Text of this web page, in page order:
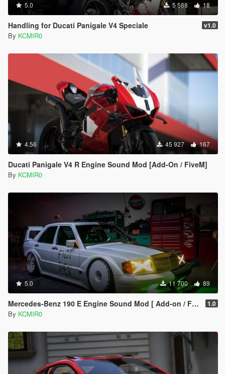
5.0 5 588 18
Handling for Ducati Panigale V4 Speciale v1.0
By KCMIR0
4.56 45 927 167
Ducati Panigale V4 R Engine Sound Mod [Add-On / FiveM]
By KCMIR0
5.0 11 700 89
Mercedes-Benz 190 E Engine Sound Mod [ Add-on / FiveM ] 1.0
By KCMIR0